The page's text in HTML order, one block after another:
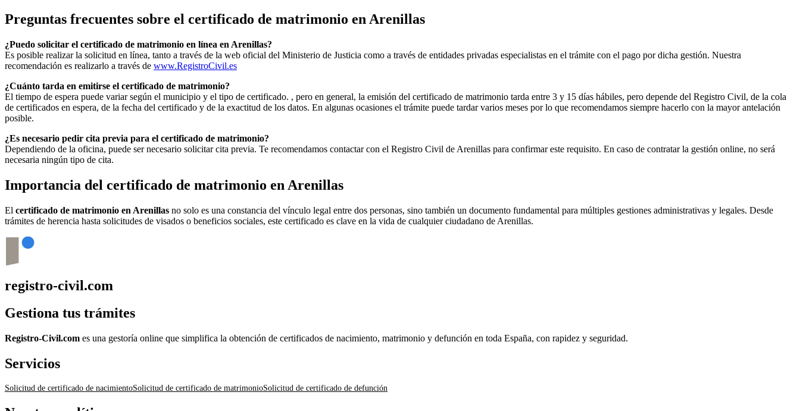
Preguntas frecuentes sobre el certificado de matrimonio en Arenillas
¿Puedo solicitar el certificado de matrimonio en línea en Arenillas?
Es posible realizar la solicitud en línea, tanto a través de la web oficial del Ministerio de Justicia como a través de entidades privadas especialistas en el trámite con el pago por dicha gestión. Nuestra
recomendación es realizarlo a través de www.RegistroCivil.es
¿Cuánto tarda en emitirse el certificado de matrimonio?
El tiempo de espera puede variar según el municipio y el tipo de certificado. , pero en general, la emisión del certificado de matrimonio tarda entre 3 y 15 días hábiles, pero depende del Registro Civil, de la cola
de certificados en espera, de la fecha del certificado y de la exactitud de los datos. En algunas ocasiones el trámite puede tardar varios meses por lo que recomendamos siempre hacerlo con la mayor antelación
posible.
¿Es necesario pedir cita previa para el certificado de matrimonio?
Dependiendo de la oficina, puede ser necesario solicitar cita previa. Te recomendamos contactar con el Registro Civil de Arenillas para confirmar este requisito. En caso de contratar la gestión online, no será
necesaria ningún tipo de cita.
Importancia del certificado de matrimonio en Arenillas
El certificado de matrimonio en Arenillas no solo es una constancia del vínculo legal entre dos personas, sino también un documento fundamental para múltiples gestiones administrativas y legales. Desde
trámites de herencia hasta solicitudes de visados o beneficios sociales, este certificado es clave en la vida de cualquier ciudadano de Arenillas.
registro-civil.com
Gestiona tus trámites
Registro-Civil.com es una gestoría online que simplifica la obtención de certificados de nacimiento, matrimonio y defunción en toda España, con rapidez y seguridad.
Servicios
Solicitud de certificado de nacimientoSolicitud de certificado de matrimonioSolicitud de certificado de defunción